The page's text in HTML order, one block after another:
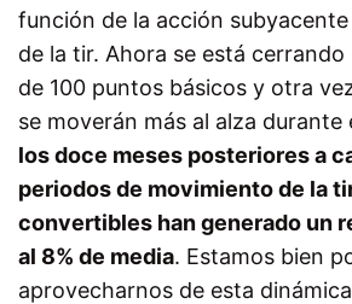
función de la acción
de la tir. Ahora se está
de 100 puntos básicos y otra
se moverán más al alza durante
los doce meses posteriores a
periodos de movimiento de la
convertibles han generado un
al 8% de media. Estamos bien
aprovecharnos de esta